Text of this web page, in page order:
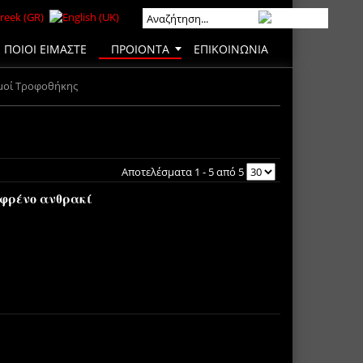
ΠΟΙΟΙ ΕΙΜΑΣΤΕ ΠΡΟΙΟΝΤΑ ΕΠΙΚΟΙΝΩΝΙΑ
Τροφοθήκης
Αποτελέσματα 1 - 5 από 5
ανθρακί